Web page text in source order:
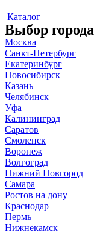
Каталог
Выбор города
Москва
Санкт-Петербург
Екатеринбург
Новосибирск
Казань
Челябинск
Уфа
Калининград
Саратов
Смоленск
Воронеж
Волгоград
Нижний Новгород
Самара
Ростов на дону
Краснодар
Пермь
Нижнекамск